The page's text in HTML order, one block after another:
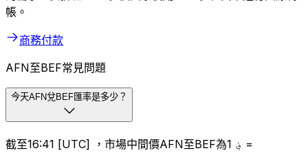
帳。
商務付款
AFN至BEF常見問題
今天AFN兌BEF匯率是多少？
截至16:41 [UTC] ，市場中間價AFN至BEF為؋ 1 =